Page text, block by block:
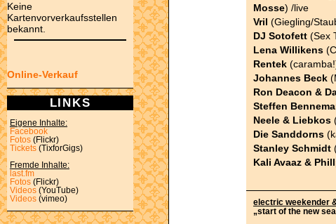
Keine
Kartenvorverkaufsstellen
bekannt.
Online-Verkauf
LINKS
Eigene Inhalte:
Facebook
Fotos (Flickr)
Tickets (TixforGigs)
Fremde Inhalte:
last.fm
Fotos (Flickr)
Videos (YouTube)
Videos (vimeo)
Mosse) /live
Vril (Giegling/
DJ Sotofett (Sex
Lena Willikens
Rentek
Johannes Beck
Ron Deacon &
Steffen
Neele & Liebkos
Die Sanddorns
Stanley Schmidt
Kali Avaaz &
electric weekender
„start of the new